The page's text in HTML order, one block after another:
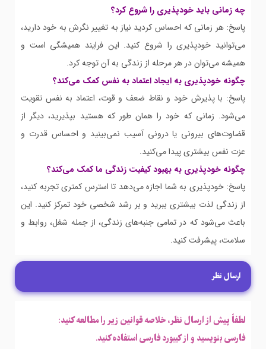
چه زمانی باید خودپذیری را شروع کرد؟
پاسخ: هر زمانی که احساس کردید نیاز به تغییر نگرش به خود دارید،
می‌توانید خودپذیری را شروع کنید. این فرایند همیشگی است و
همیشه می‌توان در هر مرحله از زندگی به آن توجه کرد.
چگونه خودپذیری به ایجاد اعتماد به نفس کمک می‌کند؟
پاسخ: با پذیرش خود و نقاط ضعف و قوت، اعتماد به نفس تقویت
می‌شود. زمانی که خود را همان طور که هستید بپذیرید، دیگر از
قضاوت‌های بیرونی یا درونی آسیب نمی‌بینید و احساس قدرت و
عزت نفس بیشتری پیدا می‌کنید.
چگونه خودپذیری به بهبود کیفیت زندگی ما کمک می‌کند؟
پاسخ: خودپذیری به شما اجازه می‌دهد تا استرس کمتری تجربه کنید،
از زندگی لذت بیشتری ببرید و بر رشد شخصی خود تمرکز کنید. این
باعث می‌شود که در تمامی جنبه‌های زندگی، از جمله شغل، روابط و
سلامت، پیشرفت کنید.
ارسال نظر
لطفاً پیش از ارسال نظر، خلاصه قوانین زیر را مطالعه کنید:
فارسی بنویسید و از کیبورد فارسی استفاده کنید.